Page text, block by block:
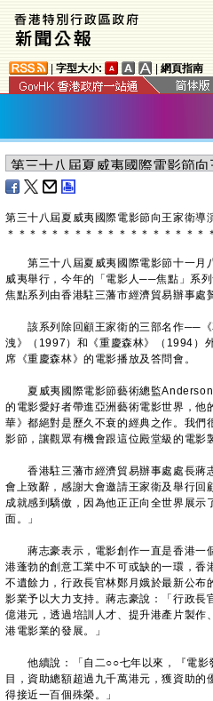
字型大小: 網頁指南
第三十八屆夏威夷國際電影節向王家衛導
＊ ＊ ＊ ＊ ＊ ＊ ＊ ＊ ＊ ＊ ＊ ＊ ＊ ＊ ＊ ＊ ＊ ＊
第三十八屆夏威夷國際電影節十一月
威夷舉行，今年的「電影人──焦點」系
焦點系列由香港駐三藩市經濟貿易辦事處
該系列除回顧王家衛的三部名作──《
洩》（1997）和《重慶森林》（1994）
席《重慶森林》的電影播放及答問會。
夏威夷國際電影節藝術總監Anderson
的電影愛好者帶進亞洲藝術電影世界，他
華》都絕對是歷久不衰的經典之作。我們
影節，讓觀眾有機會跟這位殿堂級的電影
香港駐三藩市經濟貿易辦事處處長蔣
會上致辭，感謝大會邀請王家衛及舉行回
成就感到驕傲，因為他正正向全世界展示
面。」
蔣志豪表示，電影創作一直是香港一
港蓬勃的創意工業中不可或缺的一環，香
不遺餘力，行政長官林鄭月娥於最新公布
影業予以大力支持。蔣志豪說：「行政長
億港元，透過培訓人才、提升港產片製作
港電影業的發展。」
他續說：「自二○○七年以來，『電影
目，資助總額超過九千萬港元，獲資助
得接近一百個殊榮。」